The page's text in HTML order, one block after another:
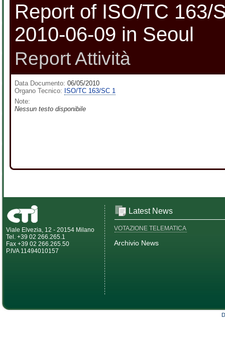
Report of ISO/TC 163/
2010-06-09 in Seoul
Report Attività
Data Documento: 06/05/2010
Organo Tecnico: ISO/TC 163/SC 1
Note:
Nessun testo disponibile
Viale Elvezia, 12 - 20154 Milano
Tel. +39 02 266.265.1
Fax +39 02 266.265.50
P.IVA 11494010157
Latest News
VOTAZIONE TELEMATICA
Archivio News